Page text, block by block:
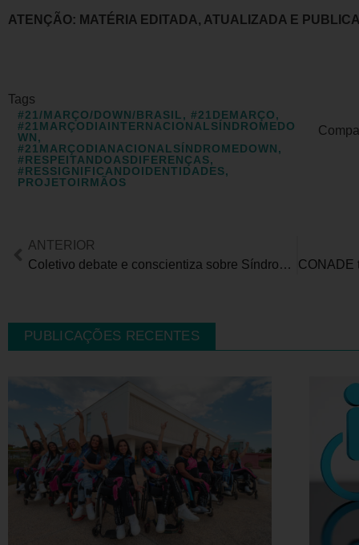
ATENÇÃO: MATÉRIA EDITADA, ATUALIZADA E
Tags
#21/MARÇO/DOWN/BRASIL, #21DEMARÇO,
#21MARÇODIAINTERNACIONALSÍNDROMEDO
WN,
#21MARÇODIANACIONALSÍNDROMEDOWN,
#RESPEITANDOASDIFERENÇAS,
#RESSIGNIFICANDOIDENTIDADES,
PROJETOIRMÃOS
ANTERIOR
Coletivo debate e conscientiza sobre Síndrome de Down no RN
PUBLICAÇÕES RECENTES